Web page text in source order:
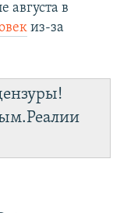
августа в
из-за